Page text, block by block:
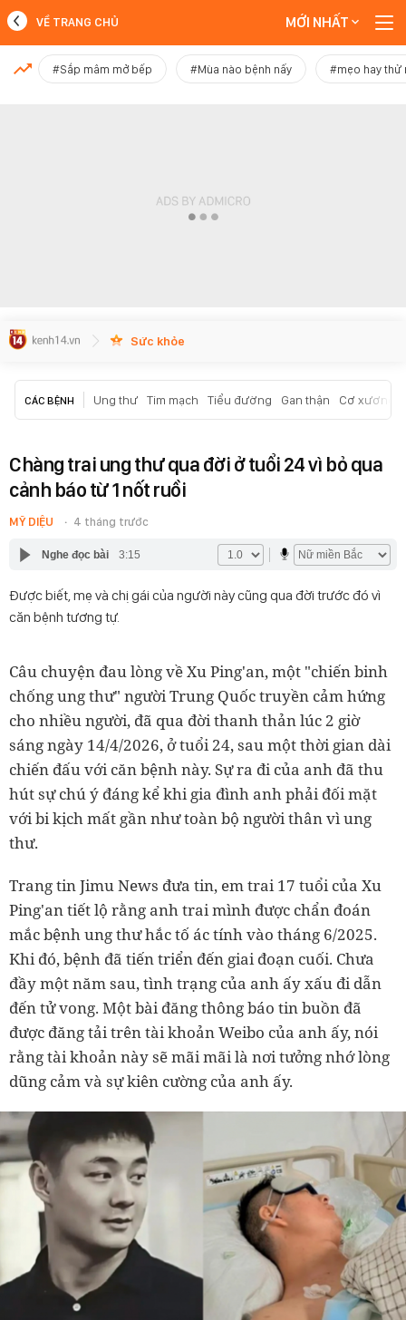
MỚI NHẤT
VỀ TRANG CHỦ MỚI NHẤT
#Sắp mâm mở bếp #Mùa nào bệnh nấy #mẹo hay thử
Sức khỏe
CÁC BỆNH Ung thư Tim mạch Tiểu đường Gan thận Cơ xương
Chàng trai ung thư qua đời ở tuổi 24 vì bỏ qua
cảnh báo từ 1 nốt ruồi
MỸ DIỆU 4 tháng trước
Nghe đọc bài 3:15
Được biết, mẹ và chị gái của người này cũng qua đời trước đó vì
căn bệnh tương tự.
Câu chuyện đau lòng về Xu Ping'an, một "chiến binh
chống ung thư" người Trung Quốc truyền cảm hứng
cho nhiều người, đã qua đời thanh thản lúc 2 giờ
sáng ngày 14/4/2026, ở tuổi 24, sau một thời gian dài
chiến đấu với căn bệnh này. Sự ra đi của anh đã thu
hút sự chú ý đáng kể khi gia đình anh phải đối mặt
với bi kịch mất gần như toàn bộ người thân vì ung
thư.
Trang tin Jimu News đưa tin, em trai 17 tuổi của Xu
Ping'an tiết lộ rằng anh trai mình được chẩn đoán
mắc bệnh ung thư hắc tố ác tính vào tháng 6/2025.
Khi đó, bệnh đã tiến triển đến giai đoạn cuối. Chưa
đầy một năm sau, tình trạng của anh ấy xấu đi dẫn
đến tử vong. Một bài đăng thông báo tin buồn đã
được đăng tải trên tài khoản Weibo của anh ấy, nói
rằng tài khoản này sẽ mãi mãi là nơi tưởng nhớ lòng
dũng cảm và sự kiên cường của anh ấy.